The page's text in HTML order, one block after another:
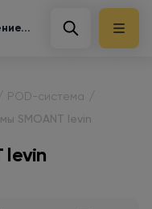
POD-система
SMOANT levin
levin